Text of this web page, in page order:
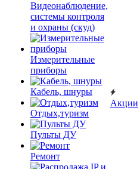
Видеонаблюдение,
системы контроля
и охраны (скуд)
Измерительные
приборы
Кабель, шнуры
Отдых,туризм
Пульты ДУ
Ремонт
Акции